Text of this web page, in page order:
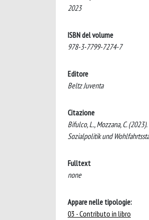
2023
ISBN del volume
978-3-7799-7274-7
Editore
Beltz Juventa
Citazione
Bifulco, L., Mozzana, C.
Sozialpolitik und
Fulltext
none
Appare nelle tipologie:
03 - Contributo in libro